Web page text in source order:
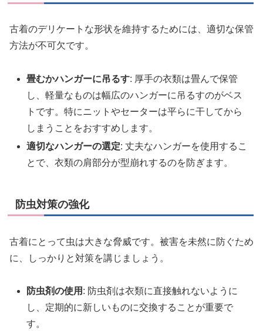
古着のデリケートな形状を維持するためには、適切な保管
方法が不可欠です。
畳むかハンガーに吊るす: 厚手の衣類は畳んで保管
し、軽量なものは幅広のハンガーに吊るすのがベス
トです。特にニットやセーターは平らに干してから
しまうことをおすすめします。
適切なハンガーの選定: 丈夫なハンガーを使用するこ
とで、衣類の肩部分が型崩れするのを防ぎます。
防虫対策の強化
古着にとって虫は大きな脅威です。被害を未然に防ぐため
に、しっかりと対策を講じましょう。
防虫剤の使用 : 防虫剤は衣類に直接触れないように
し、定期的に新しいものに交換することが重要で
す。